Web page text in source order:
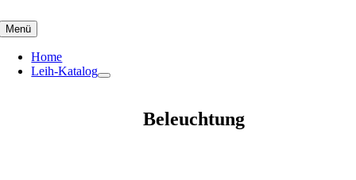
to
content
Menü
Home
Leih-Katalog
Beleuchtung